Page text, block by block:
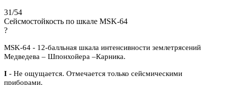
31/54
Сейсмостойкость по шкале MSK-64
?
MSK-64 - 12-балльная шкала интенсивности землетрясений
Медведева – Шпонхойера –Карника.
I - Не ощущается. Отмечается только сейсмическими
приборами.